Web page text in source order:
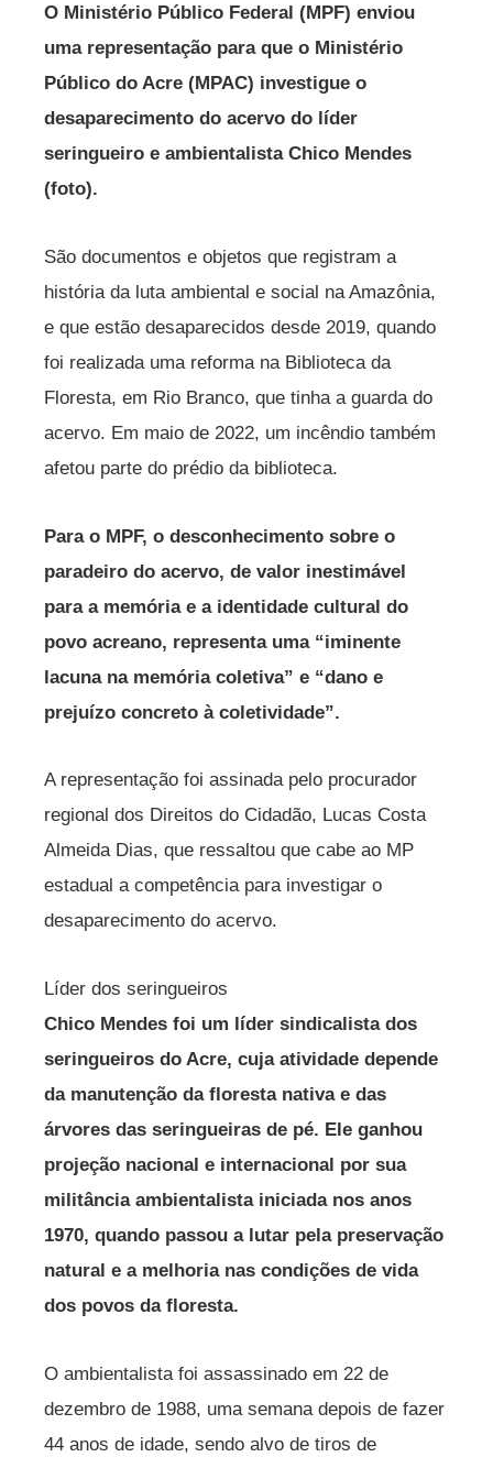
O Ministério Público Federal (MPF) enviou
uma representação para que o Ministério
Público do Acre (MPAC) investigue o
desaparecimento do acervo do líder
seringueiro e ambientalista Chico Mendes
(foto).
São documentos e objetos que registram a
história da luta ambiental e social na Amazônia,
e que estão desaparecidos desde 2019, quando
foi realizada uma reforma na Biblioteca da
Floresta, em Rio Branco, que tinha a guarda do
acervo. Em maio de 2022, um incêndio também
afetou parte do prédio da biblioteca.
Para o MPF, o desconhecimento sobre o
paradeiro do acervo, de valor inestimável
para a memória e a identidade cultural do
povo acreano, representa uma “iminente
lacuna na memória coletiva” e “dano e
prejuízo concreto à coletividade”.
A representação foi assinada pelo procurador
regional dos Direitos do Cidadão, Lucas Costa
Almeida Dias, que ressaltou que cabe ao MP
estadual a competência para investigar o
desaparecimento do acervo.
Líder dos seringueiros
Chico Mendes foi um líder sindicalista dos
seringueiros do Acre, cuja atividade depende
da manutenção da floresta nativa e das
árvores das seringueiras de pé. Ele ganhou
projeção nacional e internacional por sua
militância ambientalista iniciada nos anos
1970, quando passou a lutar pela preservação
natural e a melhoria nas condições de vida
dos povos da floresta.
O ambientalista foi assassinado em 22 de
dezembro de 1988, uma semana depois de fazer
44 anos de idade, sendo alvo de tiros de